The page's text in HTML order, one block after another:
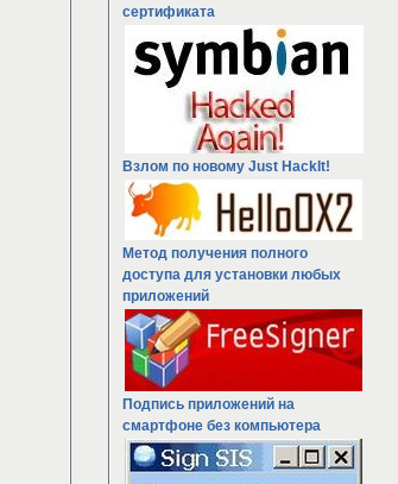
сертификата
Взлом по новому Just HackIt!
Метод получения полного
доступа для установки любых
приложений
Подпись приложений на
смартфоне без компьютера